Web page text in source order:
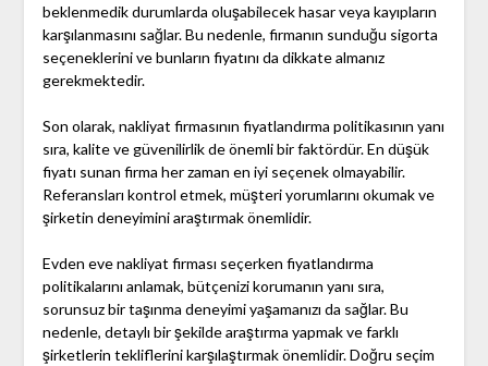
beklenmedik durumlarda oluşabilecek hasar veya kayıpların
karşılanmasını sağlar. Bu nedenle, firmanın sunduğu sigorta
seçeneklerini ve bunların fiyatını da dikkate almanız
gerekmektedir.
Son olarak, nakliyat firmasının fiyatlandırma politikasının yanı
sıra, kalite ve güvenilirlik de önemli bir faktördür. En düşük
fiyatı sunan firma her zaman en iyi seçenek olmayabilir.
Referansları kontrol etmek, müşteri yorumlarını okumak ve
şirketin deneyimini araştırmak önemlidir.
Evden eve nakliyat firması seçerken fiyatlandırma
politikalarını anlamak, bütçenizi korumanın yanı sıra,
sorunsuz bir taşınma deneyimi yaşamanızı da sağlar. Bu
nedenle, detaylı bir şekilde araştırma yapmak ve farklı
şirketlerin tekliflerini karşılaştırmak önemlidir. Doğru seçim